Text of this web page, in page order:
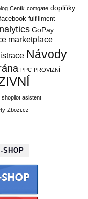
Ceník comgate doplňky
fulfillment
GoPay
marketplace
Návody
PPC PROVIZNÍ
shopilot asistent
Zbozi.cz
SHOP